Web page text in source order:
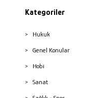
Kategoriler
Hukuk
Genel Konular
Hobi
Sanat